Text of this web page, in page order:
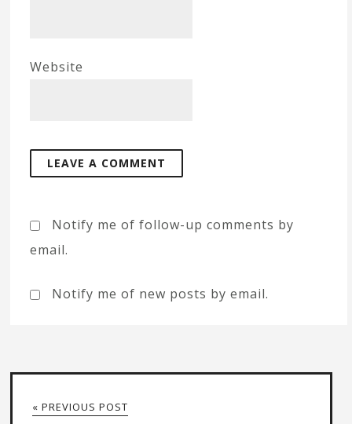
Website
Notify me of follow-up comments by
email.
Notify me of new posts by email.
« PREVIOUS POST